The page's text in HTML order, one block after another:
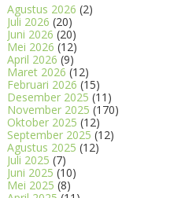
Agustus 2026 (2)
Juli 2026 (20)
Juni 2026 (20)
Mei 2026 (12)
April 2026 (9)
Maret 2026 (12)
Februari 2026 (15)
Desember 2025 (11)
November 2025 (170)
Oktober 2025 (12)
September 2025 (12)
Agustus 2025 (12)
Juli 2025 (7)
Juni 2025 (10)
Mei 2025 (8)